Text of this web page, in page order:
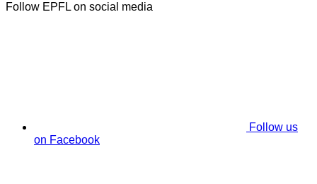
Follow EPFL on social media
Follow us
on Facebook